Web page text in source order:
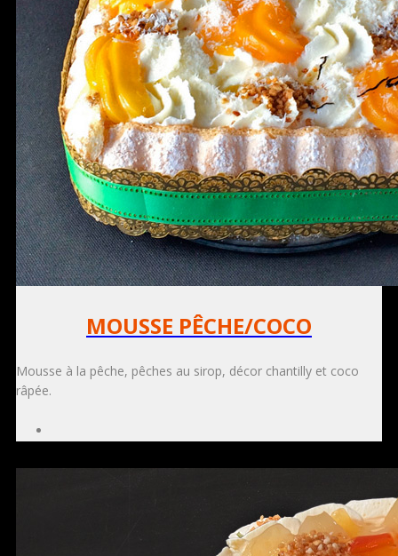
MOUSSE PÊCHE/COCO
Mousse à la pêche, pêches au sirop, décor chantilly et coco
râpée.